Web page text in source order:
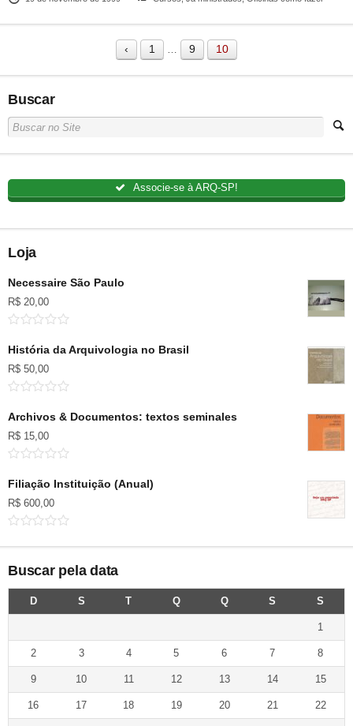
‹ 1 … 9 10
Buscar
Associe-se à ARQ-SP!
Loja
Necessaire São Paulo
R$ 20,00
História da Arquivologia no Brasil
R$ 50,00
Archivos & Documentos: textos seminales
R$ 15,00
Filiação Instituição (Anual)
R$ 600,00
Buscar pela data
D S T Q Q S S
1
2 3 4 5 6 7 8
9 10 11 12 13 14 15
16 17 18 19 20 21 22